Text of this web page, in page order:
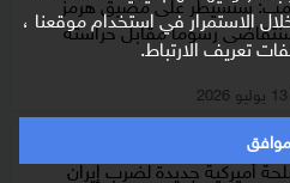
الاستمرار في استخدام موقعنا ،
تعريف الارتباط.
موافق
رسوما مقابل حراسته
13 يوليو 2026
الظهيرة
أميركية جديدة لضرب إيران